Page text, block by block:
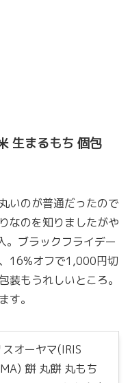
生まるもち 個包
いのが普通だったので
なのを知りましたがや
。ブラックフライデー
16%オフで1,000円切
装もうれしいところ。
す。
スオーヤマ(IRIS
餅 丸餅 丸もち